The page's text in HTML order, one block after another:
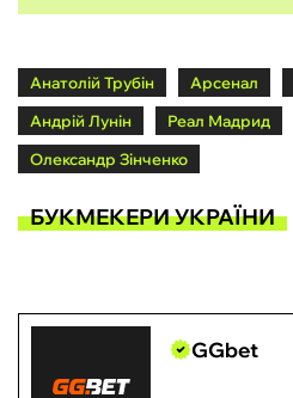
Анатолій Трубін Арсенал
Андрій Лунін
Реал Мадрид
Олександр Зінченко
БУКМЕКЕРИ УКРАЇНИ
GGbet